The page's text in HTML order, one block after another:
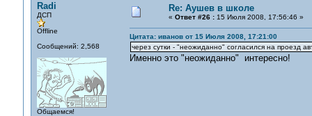
Radi
ДСП
Offline
Сообщений: 2,568
Общаемся!
Re: Аушев в школе
« Ответ #26 :15 Июля 2008, 17:56:46 »
Цитата: иванов от 15 Июля 2008, 17:21:00
через сутки - "неожиданно" согласился на проезд
Именно это "неожиданно" интересно!